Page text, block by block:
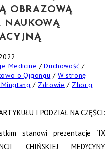
OBRAZOWĄ
NAUKOWĄ
Medicine / Duchowość /
o Qigongu / W stronę
/ Zdrowie / Zhong
I PODZIAŁ NA CZĘŚCI:
stanowi prezentacje ‘IX
CHIŃSKIEJ MEDYCYNY